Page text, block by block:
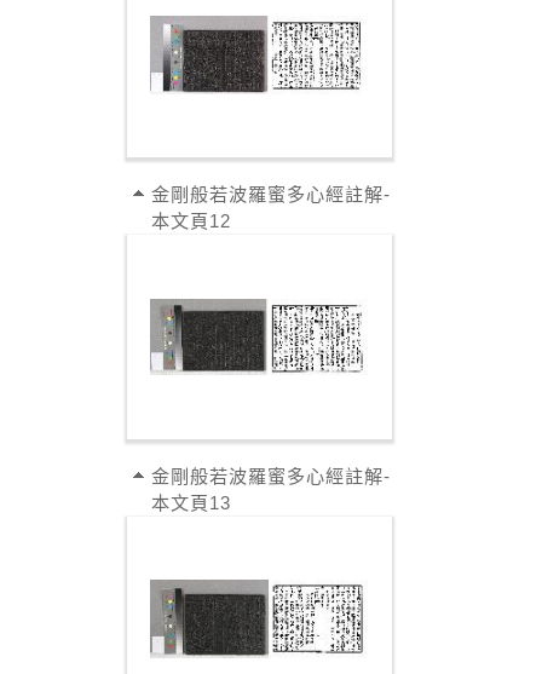
金剛般若波羅蜜多心經註解-
本文頁12
金剛般若波羅蜜多心經註解-
本文頁13